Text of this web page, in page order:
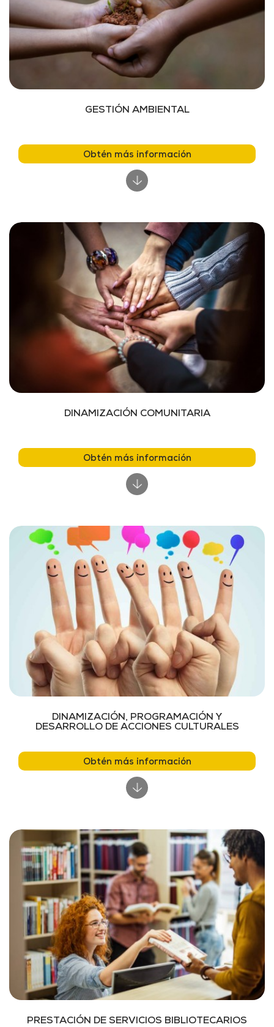
GESTIÓN AMBIENTAL
Obtén más información
DINAMIZACIÓN COMUNITARIA
Obtén más información
DINAMIZACIÓN, PROGRAMACIÓN Y
DESARROLLO DE ACCIONES CULTURALES
Obtén más información
PRESTACIÓN DE SERVICIOS BIBLIOTECARIOS